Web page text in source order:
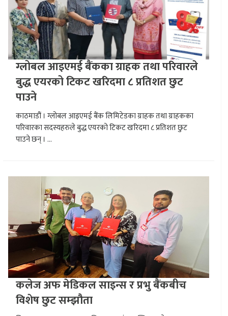
ग्लोबल आइएमई बैंकका ग्राहक तथा परिवारले
बुद्ध एयरको टिकट खरिदमा ८ प्रतिशत छुट
पाउने
काठमाडौं । ग्लोबल आइएमई बैंक लिमिटेडका ग्राहक तथा ग्राहकका
परिवारका सदस्यहरुले बुद्ध एयरको टिकट खरिदमा ८ प्रतिशत छुट
पाउने छन् । ...
कलेज अफ मेडिकल साइन्स र प्रभु बैंकबीच
विशेष छुट सम्झौता